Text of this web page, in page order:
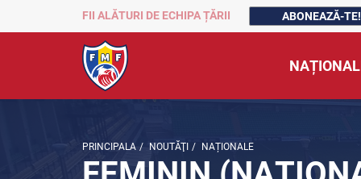
FII ALĂTURI DE ECHIPA ȚĂRII ABONEAZĂ-TE!
PRINCIPALA / NOUTĂŢI / NAȚIONALE